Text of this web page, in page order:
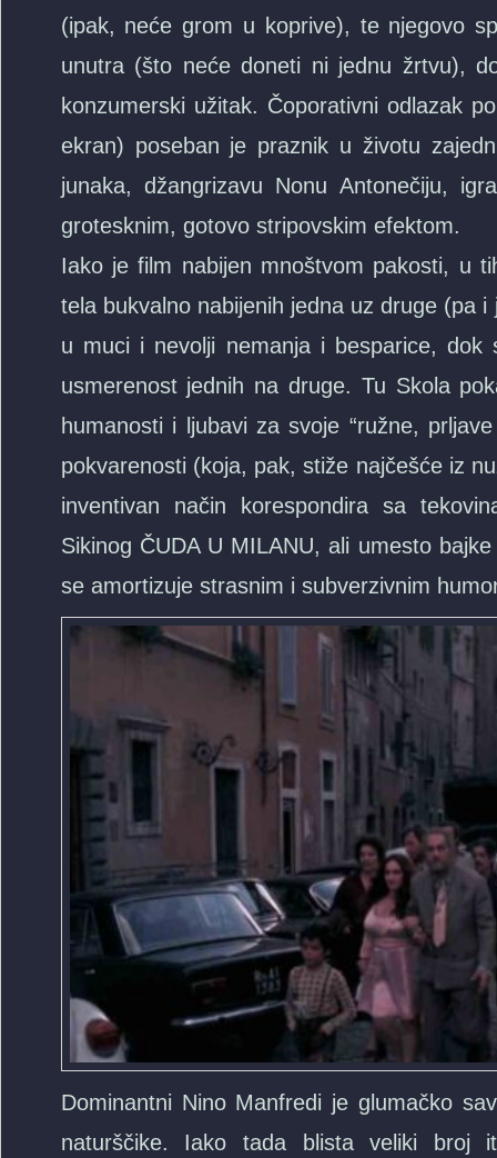
(ipak, neće grom u koprive), te njegovo
unutra (što neće doneti ni jednu žrtvu),
konzumerski užitak. Čoporativni odlazak
ekran) poseban je praznik u životu
junaka, džangrizavu Nonu Antonečiju,
grotesknim, gotovo stripovskim efektom.
Iako je film nabijen mnoštvom pakosti, u
tela bukvalno nabijenih jedna uz druge (pa
u muci i nevolji nemanja i besparice,
usmerenost jednih na druge. Tu Skola
humanosti i ljubavi za svoje “ružne,
pokvarenosti (koja, pak, stiže najčešće iz
inventivan način korespondira sa
Sikinog ČUDA U MILANU, ali umesto
se amortizuje strasnim i subverzivnim
Dominantni Nino Manfredi je glumačko
naturščike. Iako tada blista veliki broj